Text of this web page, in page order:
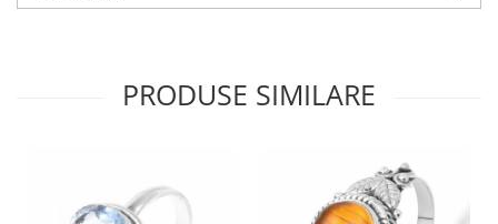
PRODUSE SIMILARE